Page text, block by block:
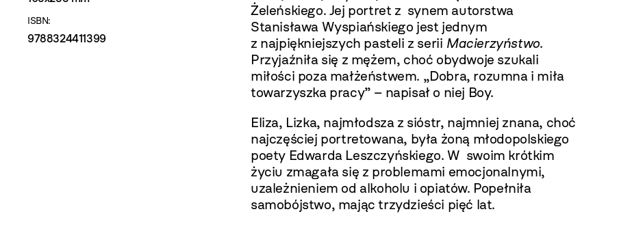
ISBN:
9788324411399
Żeleńskiego. Jej portret z synem autorstwa
Stanisława Wyspiańskiego jest jednym
z najpiękniejszych pasteli z serii Macierzyństwo.
Przyjaźniła się z mężem, choć obydwoje szukali
miłości poza małżeństwem. „Dobra, rozumna i miła
towarzyszka pracy” – napisał o niej Boy.
Eliza, Lizka, najmłodsza z sióstr, najmniej znana, choć
najczęściej portretowana, była żoną młodopolskiego
poety Edwarda Leszczyńskiego. W swoim krótkim
życiu zmagała się z problemami emocjonalnymi,
uzależnieniem od alkoholu i opiatów. Popełniła
samobójstwo, mając trzydzieści pięć lat.